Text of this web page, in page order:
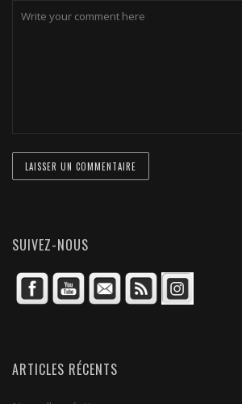
SUIVEZ-NOUS
ARTICLES RÉCENTS